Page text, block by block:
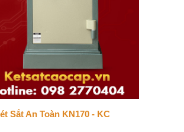
Sắt An Toàn KN170 - KC